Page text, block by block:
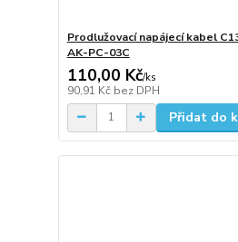
Prodlužovací napájecí kabel
AK-PC-03C
110,00 Kč/ks
90,91 Kč bez DPH
Přidat do